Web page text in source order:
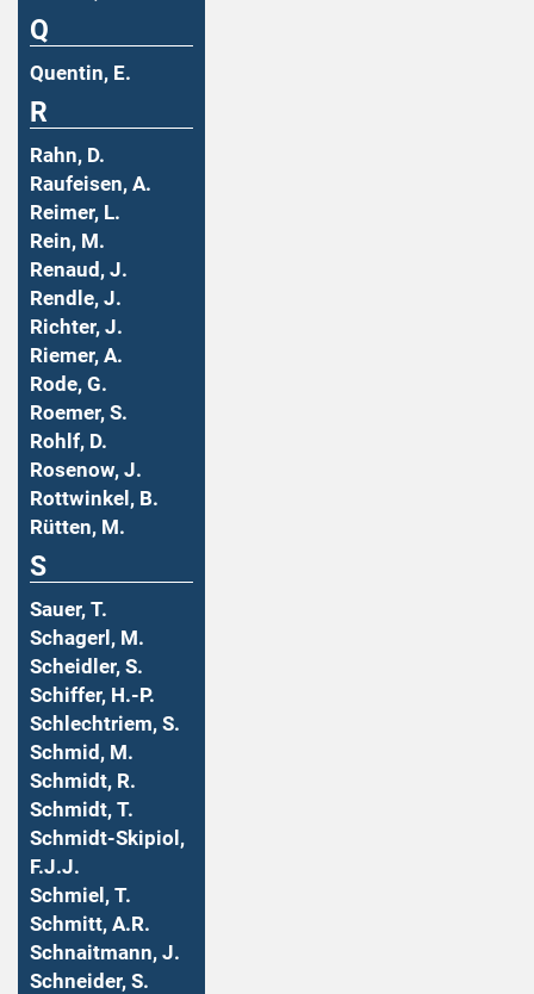
Q
Quentin, E.
R
Rahn, D.
Raufeisen, A.
Reimer, L.
Rein, M.
Renaud, J.
Rendle, J.
Richter, J.
Riemer, A.
Rode, G.
Roemer, S.
Rohlf, D.
Rosenow, J.
Rottwinkel, B.
Rütten, M.
S
Sauer, T.
Schagerl, M.
Scheidler, S.
Schiffer, H.-P.
Schlechtriem, S.
Schmid, M.
Schmidt, R.
Schmidt, T.
Schmidt-Skipiol,
F.J.J.
Schmiel, T.
Schmitt, A.R.
Schnaitmann, J.
Schneider, S.